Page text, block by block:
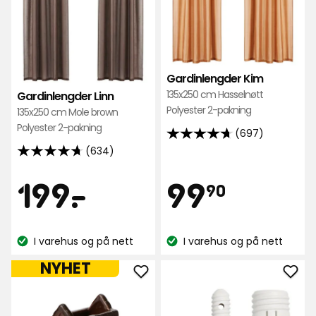
Gardinlengder Linn
135x250 cm Mole brown
Polyester 2-pakning
(634)
4.7
5
stjerner,
på
634
anmeldelser
Pris
199-
.
kr
Lagerbalanse:
I varehus og på nett
Gardinlengder Kim
135x250 cm Hasselnøtt
Polyester 2-pakning
(697)
4.7
stjerner,
basert
697
Pris
9990
kr
Lagerbalanse:
I varehus og på nett
NYHET
Legg